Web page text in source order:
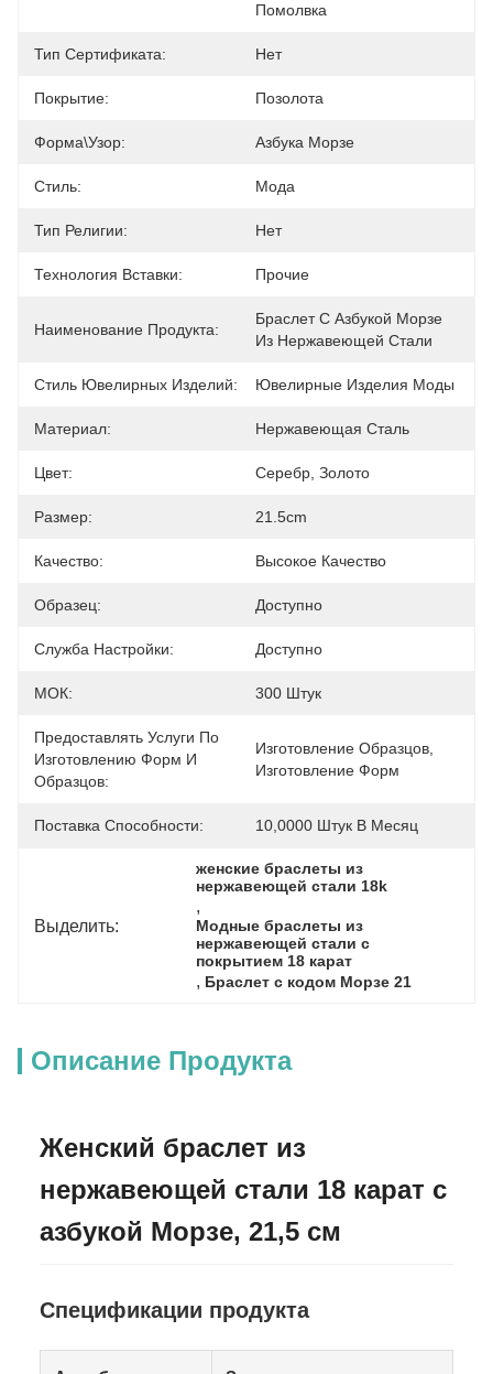
Помолвка
Тип Сертификата: Нет
Покрытие: Позолота
Форма\узор: Азбука Морзе
Стиль: Мода
Тип Религии: Нет
Технология Вставки: Прочие
Наименование Продукта:
Браслет С Азбукой Морзе
Из Нержавеющей Стали
Стиль Ювелирных Изделий: Ювелирные Изделия Моды
Материал: Нержавеющая Сталь
Цвет: Серебр, Золото
Размер: 21.5cm
Качество: Высокое Качество
Образец: Доступно
Служба Настройки: Доступно
МОК: 300 Штук
Предоставлять Услуги По
Изготовлению Форм И
Образцов:
Изготовление Образцов,
Изготовление Форм
Поставка Способности: 10,0000 Штук В Месяц
Выделить:
женские браслеты из
нержавеющей стали 18k
,
Модные браслеты из
нержавеющей стали с
покрытием 18 карат
, Браслет с кодом Морзе 21
Описание Продукта
Женский браслет из
нержавеющей стали 18 карат с
азбукой Морзе, 21,5 см
Спецификации продукта